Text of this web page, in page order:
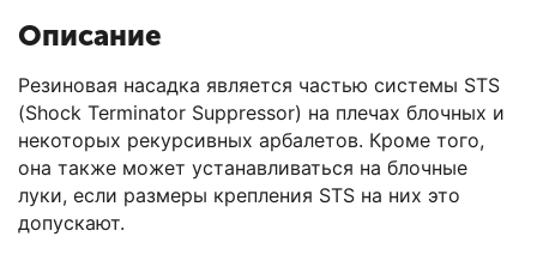
Описание
Резиновая насадка является частью системы STS
(Shock Terminator Suppressor) на плечах блочных и
некоторых рекурсивных арбалетов. Кроме того,
она также может устанавливаться на блочные
луки, если размеры крепления STS на них это
допускают.